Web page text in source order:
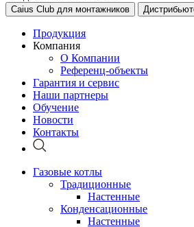
Caius Club для монтажников
Продукция
Компания
О Компании
Референц-объекты
Гарантия и сервис
Наши партнеры
Обучение
Новости
Контакты
Газовые котлы
Традиционные
Настенные
Конденсационные
Настенные